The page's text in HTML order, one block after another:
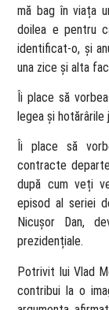
mă bag în viața
doilea e pentru
identificat-o, și
una zice și alta
Îi place să
legea și
Îi place să
contracte
după cum veți
episod al seriei
Nicușor Dan,
prezidențiale.
Potrivit lui Vlad
contribui la o